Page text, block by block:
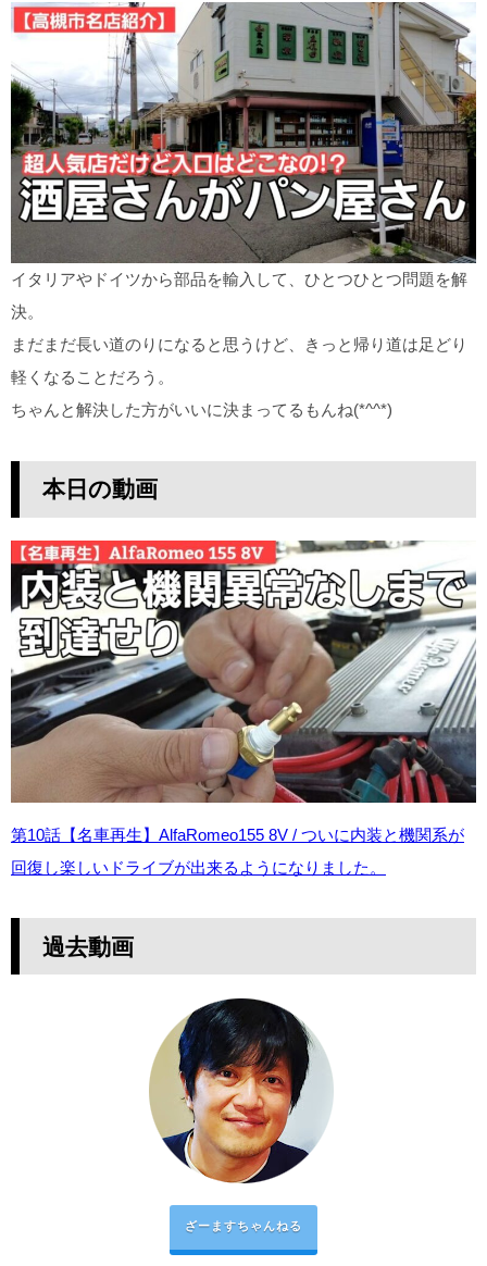
イタリアやドイツから部品を輸入して、ひとつひとつ問題を解
決。
まだまだ長い道のりになると思うけど、きっと帰り道は足どり
軽くなることだろう。
ちゃんと解決した方がいいに決まってるもんね(*^^*)
本日の動画
第10話【名車再生】AlfaRomeo155 8V / ついに内装と機関系が
回復し楽しいドライブが出来るようになりました。
過去動画
ざーますちゃんねる